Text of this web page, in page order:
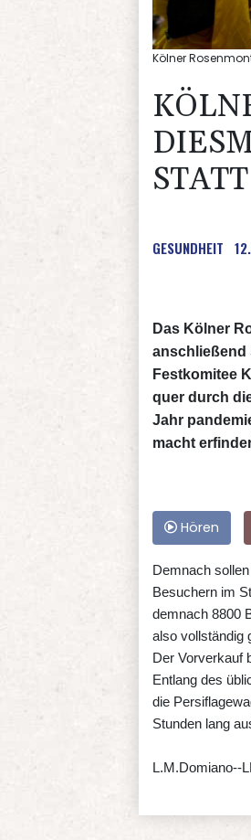
Kölner
STATT
GESUNDHEIT
Das Kölner
anschließend
Festkomitee
quer durch
Jahr
macht
Hören
Demnach
Besuchern im
demnach 8800
also vollständig
Der Vorverkauf
Entlang des
die
Stunden lang
L.M.Domiano--